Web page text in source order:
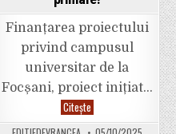
Finanțarea proiectului
privind campusul
universitar de la
Focșani, proiect inițiat…
CiteșteExclusiv!
Avizul
ANIF